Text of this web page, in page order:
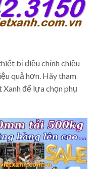
bị điều chỉnh chiều
quả hơn. Hãy tham
Xanh để lựa chọn phụ